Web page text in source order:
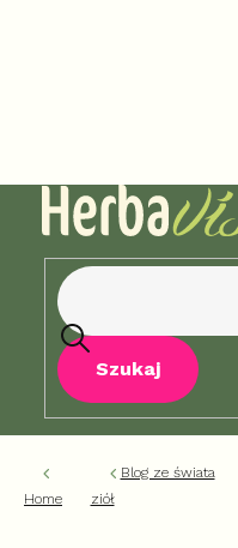
Szukaj
Home
Blog ze świata
ziół